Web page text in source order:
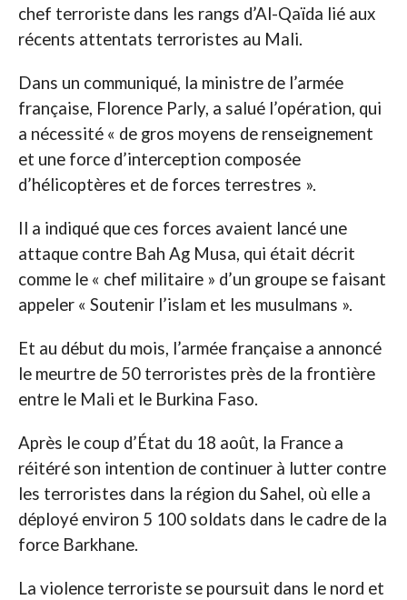
chef terroriste dans les rangs d’Al-Qaïda lié aux
récents attentats terroristes au Mali.
Dans un communiqué, la ministre de l’armée
française, Florence Parly, a salué l’opération, qui
a nécessité « de gros moyens de renseignement
et une force d’interception composée
d’hélicoptères et de forces terrestres ».
Il a indiqué que ces forces avaient lancé une
attaque contre Bah Ag Musa, qui était décrit
comme le « chef militaire » d’un groupe se faisant
appeler « Soutenir l’islam et les musulmans ».
Et au début du mois, l’armée française a annoncé
le meurtre de 50 terroristes près de la frontière
entre le Mali et le Burkina Faso.
Après le coup d’État du 18 août, la France a
réitéré son intention de continuer à lutter contre
les terroristes dans la région du Sahel, où elle a
déployé environ 5 100 soldats dans le cadre de la
force Barkhane.
La violence terroriste se poursuit dans le nord et